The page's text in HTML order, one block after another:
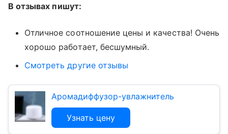
В отзывах пишут:
Отличное соотношение цены и качества! Очень
хорошо работает, бесшумный.
Смотреть другие отзывы
Аромадиффузор-увлажнитель
Узнать цену